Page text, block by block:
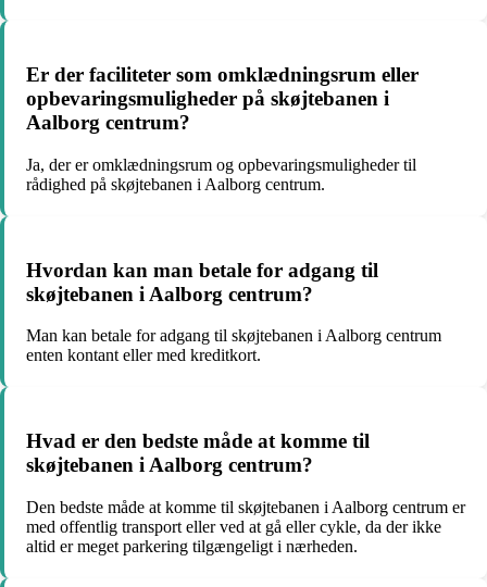
Er der faciliteter som omklædningsrum eller
opbevaringsmuligheder på skøjtebanen i
Aalborg centrum?
Ja, der er omklædningsrum og opbevaringsmuligheder til
rådighed på skøjtebanen i Aalborg centrum.
Hvordan kan man betale for adgang til
skøjtebanen i Aalborg centrum?
Man kan betale for adgang til skøjtebanen i Aalborg centrum
enten kontant eller med kreditkort.
Hvad er den bedste måde at komme til
skøjtebanen i Aalborg centrum?
Den bedste måde at komme til skøjtebanen i Aalborg centrum er
med offentlig transport eller ved at gå eller cykle, da der ikke
altid er meget parkering tilgængeligt i nærheden.